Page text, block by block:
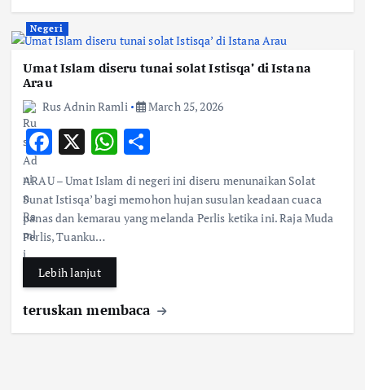
Negeri
Umat Islam diseru tunai solat Istisqa’ di Istana
Arau
Rus Adnin Ramli
March 25, 2026
F
ac
e
b
o
o
k
X W
h
at
s
p
ar
e
ARAU – Umat Islam di negeri ini diseru menunaikan Solat
Sunat Istisqa’ bagi memohon hujan susulan keadaan cuaca
panas dan kemarau yang melanda Perlis ketika ini. Raja Muda
Perlis, Tuanku…
Lebih lanjut
teruskan membaca